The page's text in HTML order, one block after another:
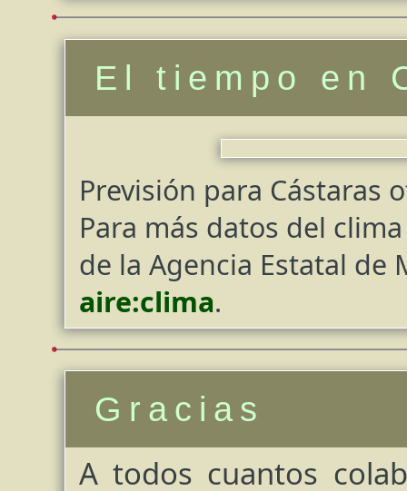
El tiempo en
Previsión para Cástaras
Para más datos del
de la Agencia Estatal
aire:clima.
Gracias
A todos cuantos